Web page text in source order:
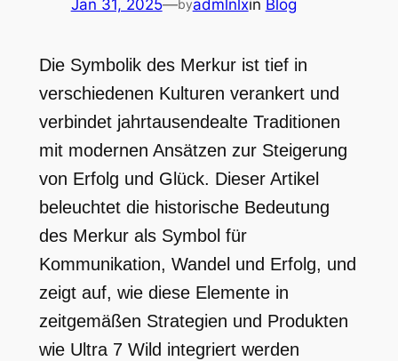
Jan 31, 2025—byadmlnlxin Blog
Die Symbolik des Merkur ist tief in
verschiedenen Kulturen verankert und
verbindet jahrtausendealte Traditionen
mit modernen Ansätzen zur Steigerung
von Erfolg und Glück. Dieser Artikel
beleuchtet die historische Bedeutung
des Merkur als Symbol für
Kommunikation, Wandel und Erfolg, und
zeigt auf, wie diese Elemente in
zeitgemäßen Strategien und Produkten
wie Ultra 7 Wild integriert werden